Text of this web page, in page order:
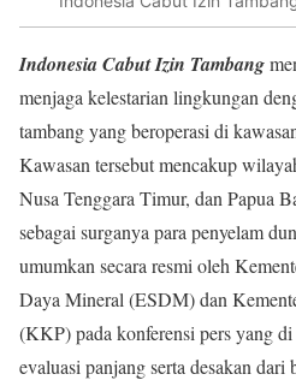
Indonesia Cabut Izin Tambang
menjaga kelestarian lingkungan
tambang yang beroperasi di
Kawasan tersebut mencakup
Nusa Tenggara Timur, dan Papua
sebagai surganya para penyelam
umumkan secara resmi oleh
Daya Mineral (ESDM) dan
(KKP) pada konferensi pers yang
evaluasi panjang serta desakan dari